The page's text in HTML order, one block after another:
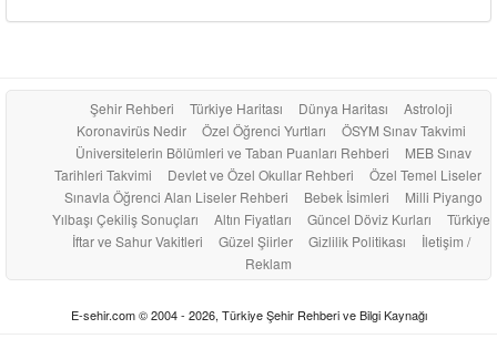
Şehir Rehberi Türkiye Haritası Dünya Haritası
Astroloji
Koronavirüs Nedir
Özel Öğrenci Yurtları
ÖSYM Sınav Takvimi
Üniversitelerin Bölümleri ve Taban Puanları Rehberi
MEB Sınav
Tarihleri Takvimi
Devlet ve Özel Okullar Rehberi
Özel Temel Liseler
Sınavla Öğrenci Alan Liseler Rehberi
Bebek İsimleri
Milli Piyango
Yılbaşı Çekiliş Sonuçları
Altın Fiyatları Güncel Döviz Kurları
Türkiye
İftar ve Sahur Vakitleri
Güzel Şiirler Gizlilik Politikası
İletişim /
Reklam
E-sehir.com © 2004 - 2026, Türkiye Şehir Rehberi ve Bilgi Kaynağı